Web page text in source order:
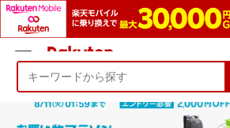
ようこそ 楽天市場へ ログイン